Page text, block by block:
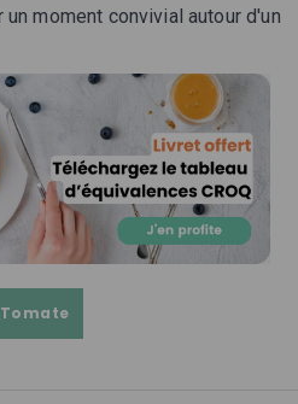
moment convivial autour d'un
Tomate